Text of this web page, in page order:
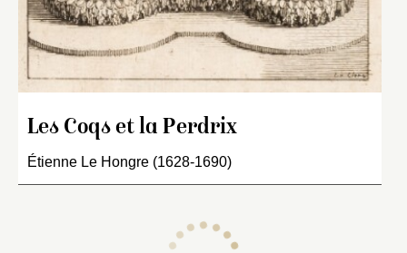
Les Coqs et la Perdrix
Étienne Le Hongre (1628-1690)